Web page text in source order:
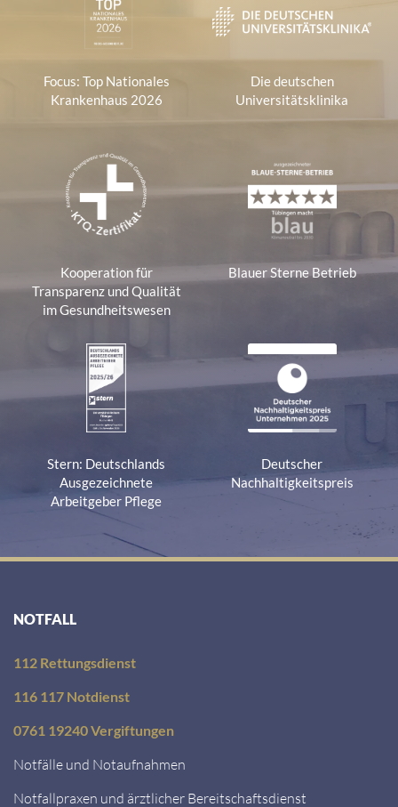
Focus: Top Nationales
Krankenhaus 2026
Die deutschen
Universitätsklinika
Kooperation für
Transparenz und Qualität
im Gesundheitswesen
Blauer Sterne Betrieb
Stern: Deutschlands
Ausgezeichnete
Arbeitgeber Pflege
Deutscher
Nachhaltigkeitspreis
NOTFALL
112 Rettungsdienst
116 117 Notdienst
0761 19240 Vergiftungen
Notfälle und Notaufnahmen
Notfallpraxen und ärztlicher Bereitschaftsdienst